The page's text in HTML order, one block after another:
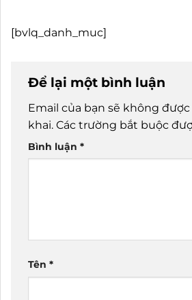
[bvlq_danh_muc]
Để lại một bình luận
Email của bạn sẽ không
khai. Các trường bắt buộc
Bình luận *
Tên *